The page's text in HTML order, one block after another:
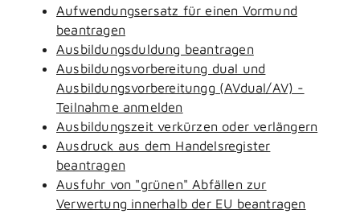
Aufwendungsersatz für einen Vormund
beantragen
Ausbildungsduldung beantragen
Ausbildungsvorbereitung dual und
Ausbildungsvorbereitungg (AVdual/AV) -
Teilnahme anmelden
Ausbildungszeit verkürzen oder verlängern
Ausdruck aus dem Handelsregister
beantragen
Ausfuhr von "grünen" Abfällen zur
Verwertung innerhalb der EU beantragen